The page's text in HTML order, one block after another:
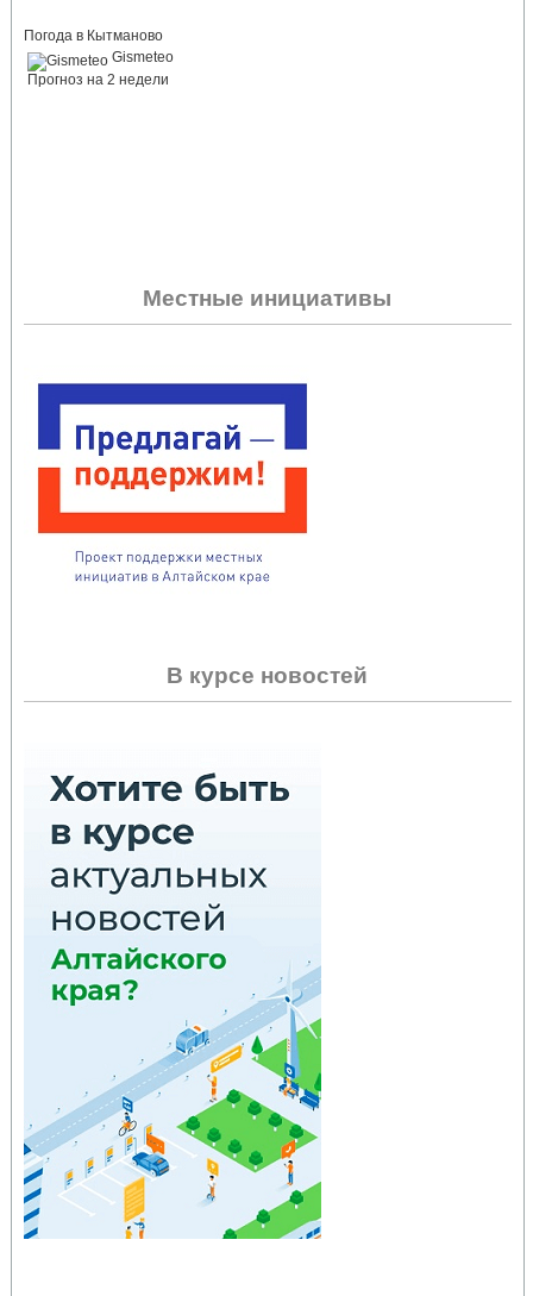
Погода в Кытманово
Gismeteo
Прогноз на 2 недели
Местные инициативы
В курсе новостей